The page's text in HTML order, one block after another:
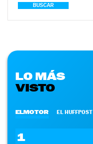
BUSCAR
LO MÁS
VISTO
ELMOTOR EL HUFFPOST
1